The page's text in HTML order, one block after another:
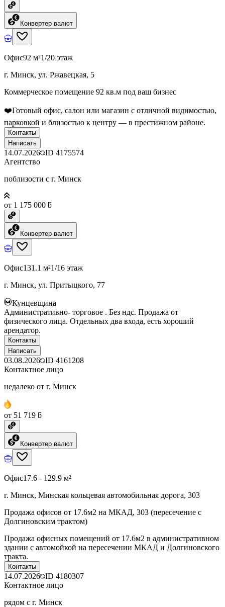
Конвертер валют
Офис92 м²1/20 этаж
г. Минск, ул. Ржавецкая, 5
Коммерческое помещение 92 кв.м под ваш бизнес
❤️Готовый офис, салон или магазин с отличной видимостью,
парковкой и близостью к центру — в престижном районе.
Контакты
Написать
14.07.2026 ID 4175574
Агентство
поблизости с г. Минск
от 1 175 000 ƃ
Конвертер валют
Офис131.1 м²1/16 этаж
г. Минск, ул. Притыцкого, 77
Кунцевщина
Административно- торговое . Без ндс. Продажа от
физического лица. Отдельных два входа, есть хороший
арендатор.
Контакты
Написать
03.08.2026 ID 4161208
Контактное лицо
недалеко от г. Минск
от 51 719 ƃ
Конвертер валют
Офис17.6 - 129.9 м²
г. Минск, Минская кольцевая автомобильная дорога, 303
Продажа офисов от 17.6м2 на МКАД, 303 (пересечение с
Долгиновским трактом)
Продажа офисных помещений от 17.6м2 в административном
здании с автомойкой на пересечении МКАД и Долгиновского
тракта.
Контакты
14.07.2026 ID 4180307
Контактное лицо
рядом с г. Минск